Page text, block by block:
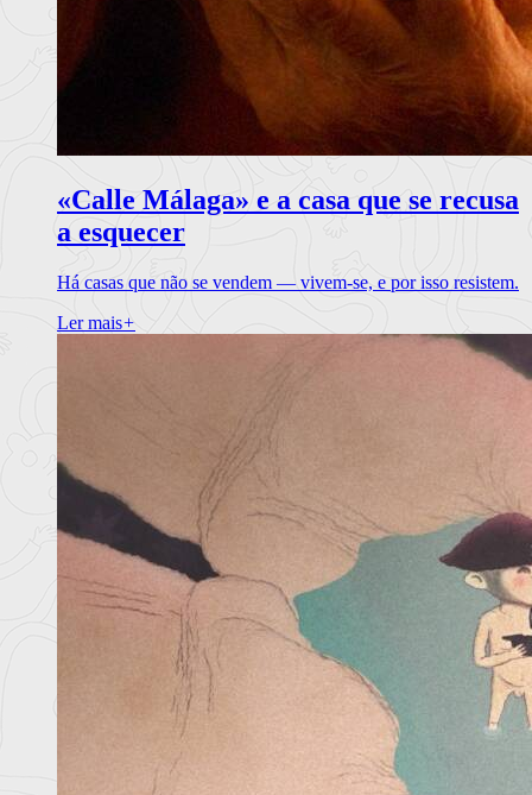
«Calle Málaga» e a casa que se recusa
a esquecer
Há casas que não se vendem — vivem-se, e por isso resistem.
Ler mais+